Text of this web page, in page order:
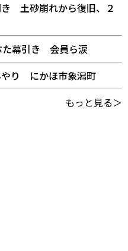
土砂崩れから復旧、２
幕引き 会員ら涙
やり にかほ市象潟町
もっと見る＞